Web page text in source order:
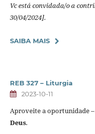
Vc está convidada/o a
30/04/2024].
SAIBA MAIS
REB 327 – Liturgia
2023-10-11
Aproveite a oportunidade –
Deus.